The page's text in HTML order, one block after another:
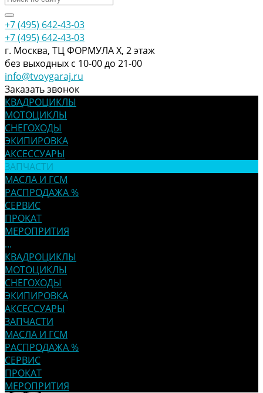
+7 (495) 642-43-03
+7 (495) 642-43-03
г. Москва, ТЦ ФОРМУЛА Х, 2 этаж
без выходных с 10-00 до 21-00
info@tvoygaraj.ru
Заказать звонок
КВАДРОЦИКЛЫ
МОТОЦИКЛЫ
СНЕГОХОДЫ
ЭКИПИРОВКА
АКСЕССУАРЫ
ЗАПЧАСТИ
МАСЛА И ГСМ
РАСПРОДАЖА %
СЕРВИС
ПРОКАТ
МЕРОПРИТИЯ
...
КВАДРОЦИКЛЫ
МОТОЦИКЛЫ
СНЕГОХОДЫ
ЭКИПИРОВКА
АКСЕССУАРЫ
ЗАПЧАСТИ
МАСЛА И ГСМ
РАСПРОДАЖА %
СЕРВИС
ПРОКАТ
МЕРОПРИТИЯ